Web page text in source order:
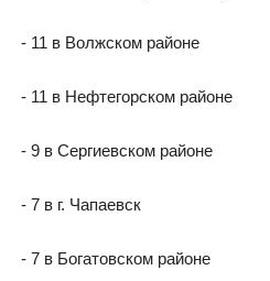
- 11 в Волжском районе
- 11 в Нефтегорском районе
- 9 в Сергиевском районе
- 7 в г. Чапаевск
- 7 в Богатовском районе